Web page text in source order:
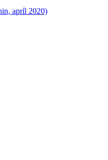
apríl 2020)